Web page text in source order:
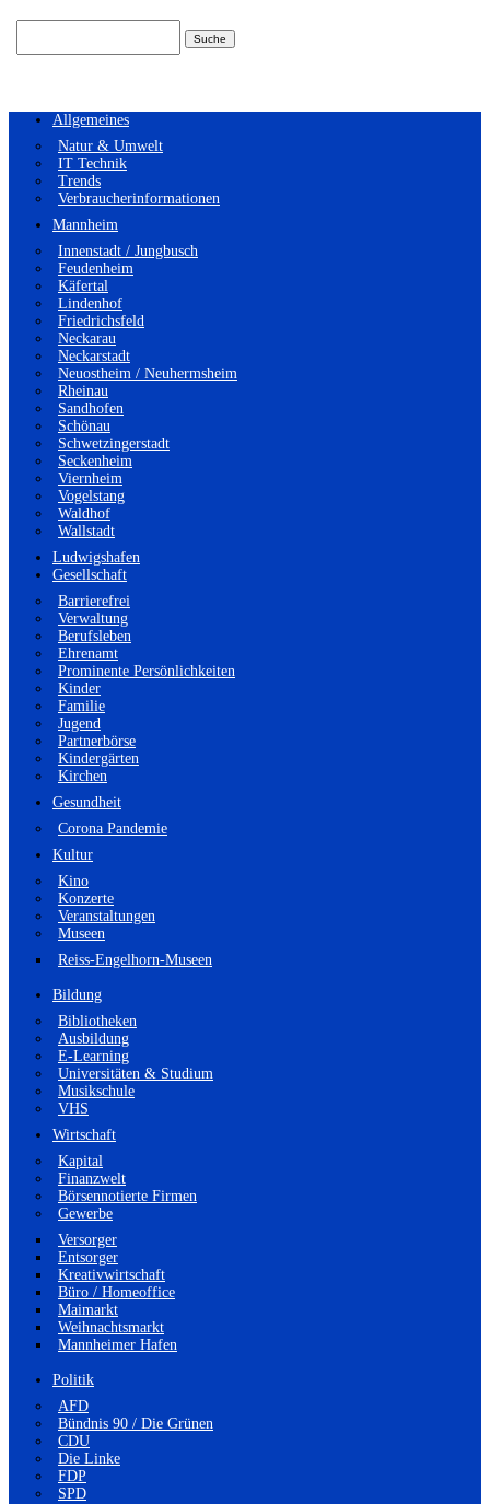
Allgemeines
Natur & Umwelt
IT Technik
Trends
Verbraucherinformationen
Mannheim
Innenstadt / Jungbusch
Feudenheim
Käfertal
Lindenhof
Friedrichsfeld
Neckarau
Neckarstadt
Neuostheim / Neuhermsheim
Rheinau
Sandhofen
Schönau
Schwetzingerstadt
Seckenheim
Viernheim
Vogelstang
Waldhof
Wallstadt
Ludwigshafen
Gesellschaft
Barrierefrei
Verwaltung
Berufsleben
Ehrenamt
Prominente Persönlichkeiten
Kinder
Familie
Jugend
Partnerbörse
Kindergärten
Kirchen
Gesundheit
Corona Pandemie
Kultur
Kino
Konzerte
Veranstaltungen
Museen
Reiss-Engelhorn-Museen
Bildung
Bibliotheken
Ausbildung
E-Learning
Universitäten & Studium
Musikschule
VHS
Wirtschaft
Kapital
Finanzwelt
Börsennotierte Firmen
Gewerbe
Versorger
Entsorger
Kreativwirtschaft
Büro / Homeoffice
Maimarkt
Weihnachtsmarkt
Mannheimer Hafen
Politik
AFD
Bündnis 90 / Die Grünen
CDU
Die Linke
FDP
SPD